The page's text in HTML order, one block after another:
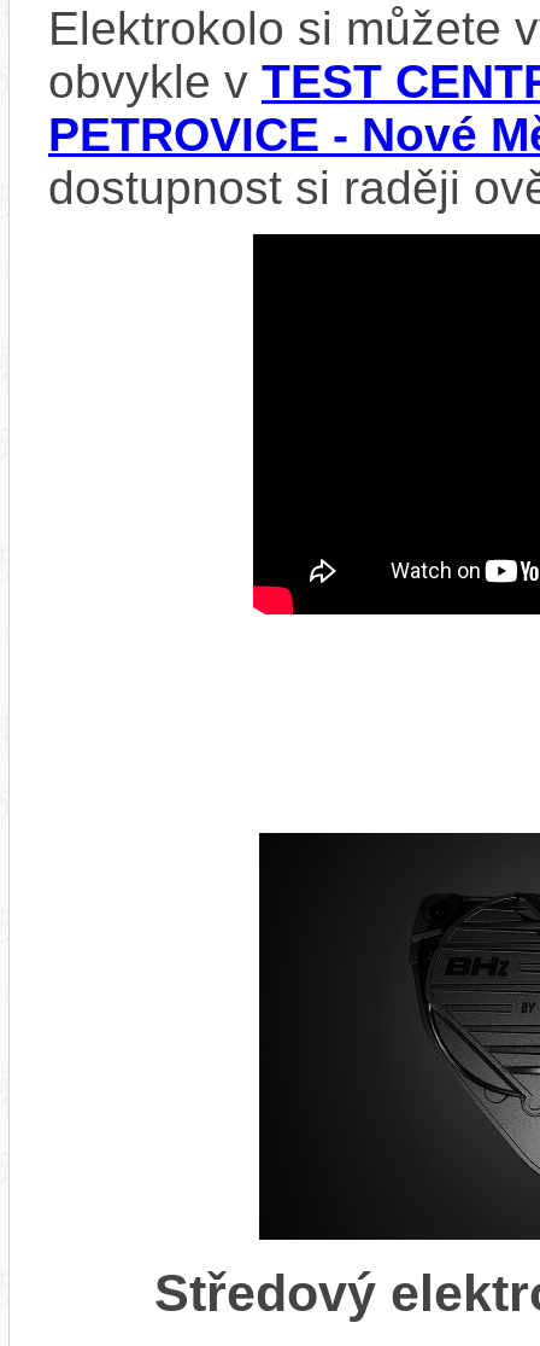
Elektrokolo si můžete
obvykle v TEST
PETROVICE - Nové
dostupnost si raději
Středový